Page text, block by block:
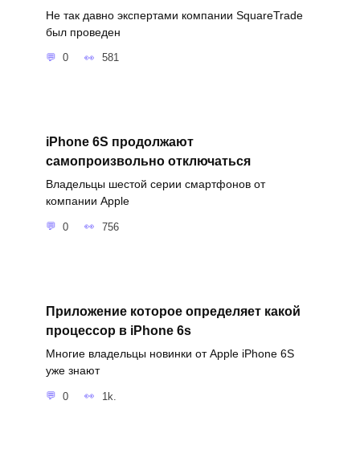
Не так давно экспертами компании SquareTrade
был проведен
0 581
iPhone 6S продолжают
самопроизвольно отключаться
Владельцы шестой серии смартфонов от
компании Apple
0 756
Приложение которое определяет какой
процессор в iPhone 6s
Многие владельцы новинки от Apple iPhone 6S
уже знают
0 1k.